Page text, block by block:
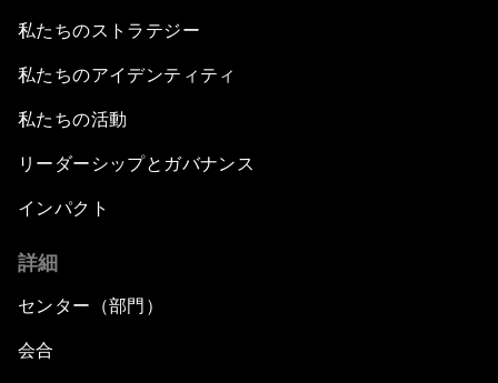
私たちのストラテジー
私たちのアイデンティティ
私たちの活動
リーダーシップとガバナンス
インパクト
詳細
センター（部門）
会合